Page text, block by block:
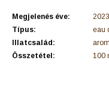
Megjelenés éve:
2023
Típus:
eau
Illatcsalád:
Összetétel:
100